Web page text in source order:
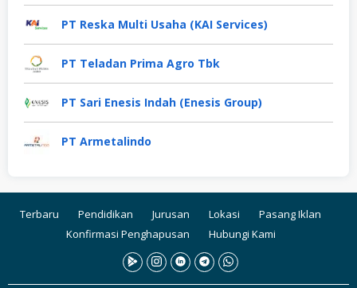
PT Reska Multi Usaha (KAI Services)
PT Teladan Prima Agro Tbk
PT Sari Enesis Indah (Enesis Group)
PT Armetalindo
Terbaru Pendidikan Jurusan Lokasi
Pasang Iklan
Konfirmasi Penghapusan
Hubungi Kami